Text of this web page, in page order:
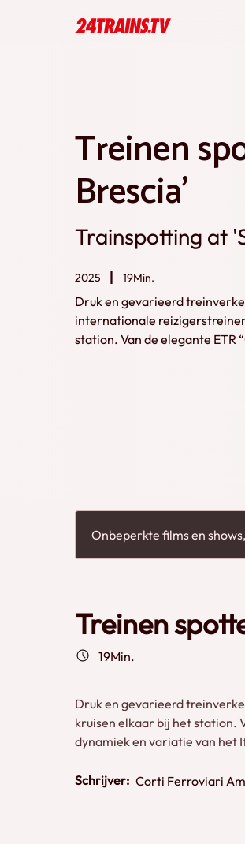
Treinen
Brescia'
Trainspotting at
2025 19Min.
Druk en gevarieerd
internationale
station. Van de elegante ETR
Onbeperkte films en
Treinen
19Min.
Druk en gevarieerd
kruisen elkaar bij het station.
dynamiek en variatie van het
Schrijver: Corti Ferroviari